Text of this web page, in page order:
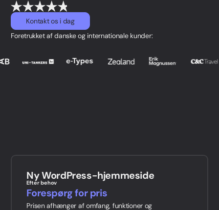
Kontakt os i dag
Foretrukket af danske og internationale kunder:
Ny WordPress-hjemmeside
Efter behov
Forespørg for pris
Prisen afhænger af omfang, funktioner og
Simon Strande
CEO & CTO
+45 27 89 44 66
LinkedIn
Jacob Munche Spardahl
LinkedIn
Jesper Hartvig
Customer Care Manager